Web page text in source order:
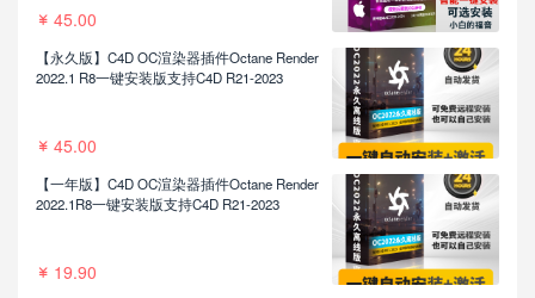
45.00
【永久版】C4D OC渲染器插件Octane Render
2022.1 R8一键安装版支持C4D R21-2023
45.00
【一年版】C4D OC渲染器插件Octane Render
2022.1R8一键安装版支持C4D R21-2023
19.90